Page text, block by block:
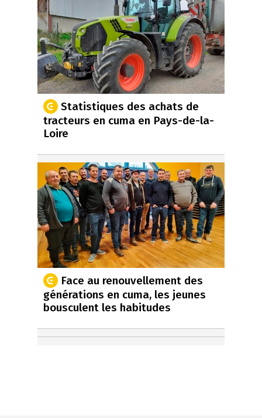
Statistiques des achats de
tracteurs en cuma en Pays-de-la-
Loire
Face au renouvellement des
générations en cuma, les jeunes
bousculent les habitudes